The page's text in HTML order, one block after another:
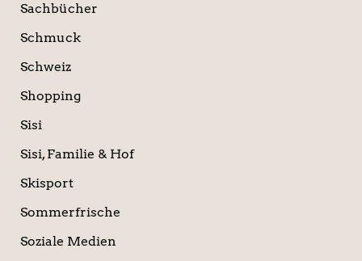
Sachbücher
Schmuck
Schweiz
Shopping
Sisi
Sisi, Familie & Hof
Skisport
Sommerfrische
Soziale Medien